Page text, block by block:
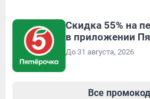
Скидка 55% на
в приложении
До 31 августа, 2026
Все